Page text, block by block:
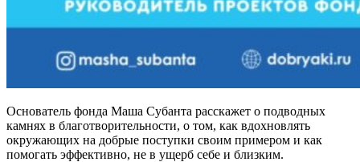
Основатель фонда Маша Субанта расскажет о подводных
камнях в благотворительности, о том, как вдохновлять
окружающих на добрые поступки своим примером и как
помогать эффективно, не в ущерб себе и близким.